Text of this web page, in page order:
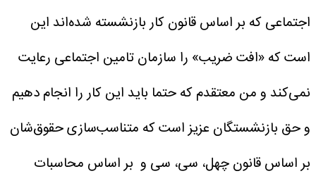
اجتماعی که بر اساس قانون کار بازنشسته شده‌اند این
است که «افت ضریب» را سازمان تامین اجتماعی رعایت
نمی‌کند و من معتقدم که حتما باید این کار را انجام دهیم
و حق بازنشستگان عزیز است که متناسب‌سازی حقوق‌شان
بر اساس قانون چهل، سی، سی و بر اساس محاسبات